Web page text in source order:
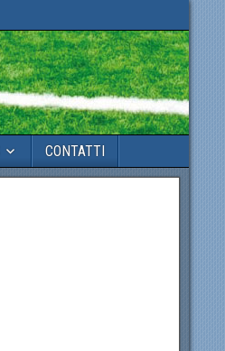
CONTATTI